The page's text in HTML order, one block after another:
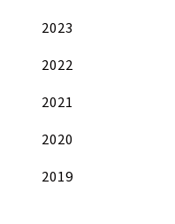
2023
2022
2021
2020
2019